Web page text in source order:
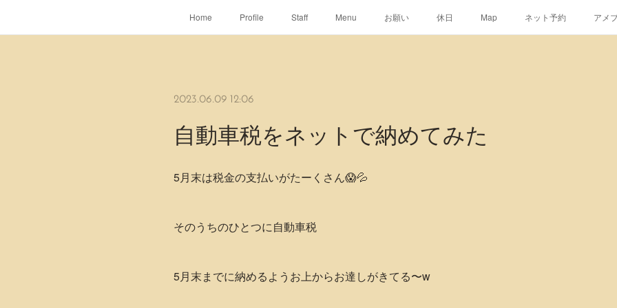
Home Profile Staff Menu お願い 休日 Map ネット予約 アメ
2023.06.09 12:06
自動車税をネットで納めてみた
5月末は税金の支払いがたーくさん😱💦
そのうちのひとつに自動車税
5月末までに納めるようお上からお達しがきてる〜w